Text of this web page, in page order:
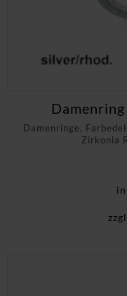
Damenringe,
Zirkonia